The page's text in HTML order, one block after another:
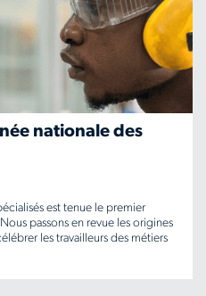
technician-
certifications-
need-
to-
nationale des
est tenue le premier
passons en revue les origines
les travailleurs des métiers